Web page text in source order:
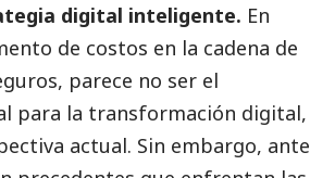
digital inteligente. En
de costos en la cadena de
parece no ser el
para la transformación digital,
actual. Sin embargo, ante